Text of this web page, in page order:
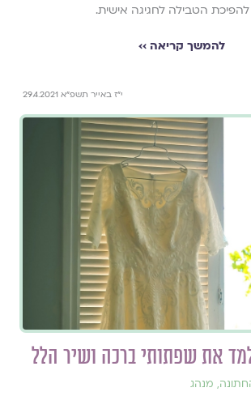
הטבילה לחגיגה אישית.
להמשך קריאה ››
י"ז באייר תשפ"א 29.4.2021
את שפתותי ברכה ושיר הלל
, מנהג